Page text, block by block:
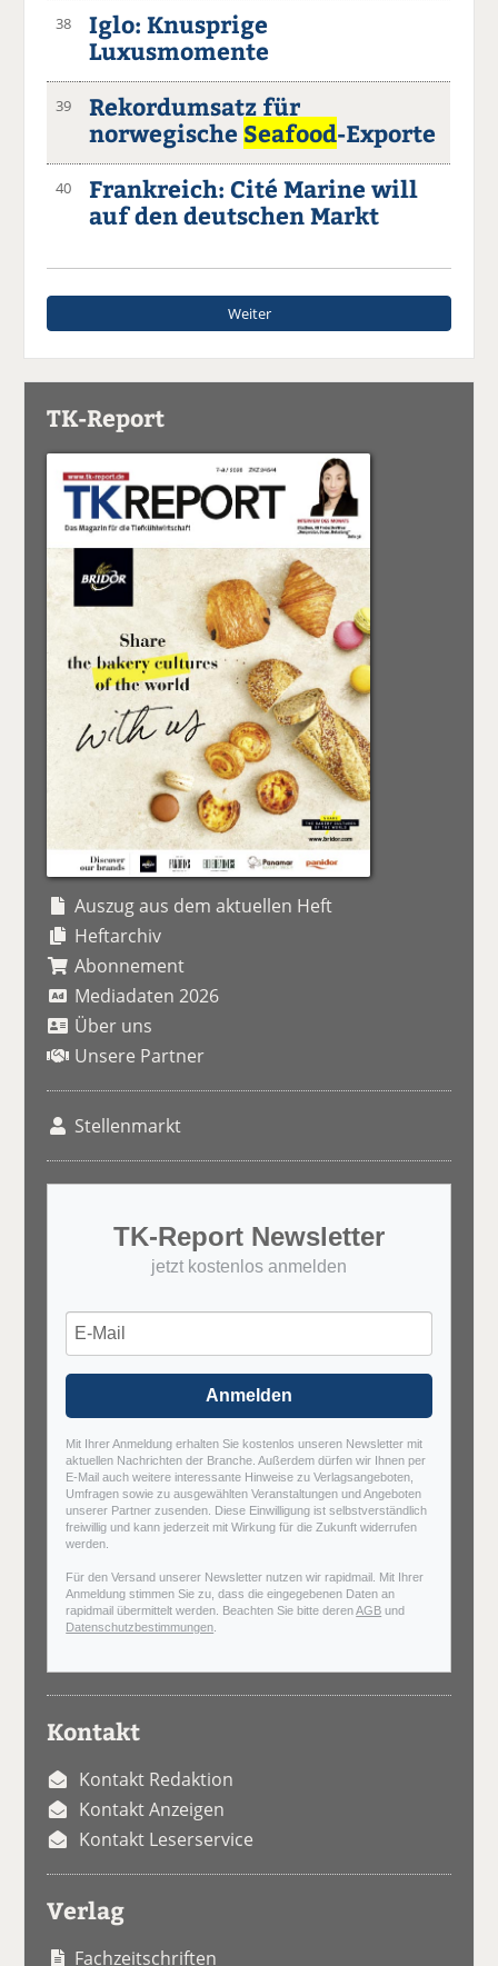
38
Iglo: Knusprige
Luxusmomente
39
Rekordumsatz für
norwegische Seafood-Exporte
40
Frankreich: Cité Marine will
auf den deutschen Markt
Weiter
TK-Report
Auszug aus dem aktuellen Heft
Heftarchiv
Abonnement
Mediadaten 2026
Über uns
Unsere Partner
Stellenmarkt
TK-Report Newsletter
jetzt kostenlos anmelden
Anmelden
Mit Ihrer Anmeldung erhalten Sie kostenlos unseren Newsletter mit
aktuellen Nachrichten der Branche. Außerdem dürfen wir Ihnen per
E-Mail auch weitere interessante Hinweise zu Verlagsangeboten,
Umfragen sowie zu ausgewählten Veranstaltungen und Angeboten
unserer Partner zusenden. Diese Einwilligung ist selbstverständlich
freiwillig und kann jederzeit mit Wirkung für die Zukunft widerrufen
werden.
Für den Versand unserer Newsletter nutzen wir rapidmail. Mit Ihrer
Anmeldung stimmen Sie zu, dass die eingegebenen Daten an
rapidmail übermittelt werden. Beachten Sie bitte derenAGB und
Datenschutzbestimmungen
Kontakt
Kontakt Redaktion
Kontakt Anzeigen
Kontakt Leserservice
Verlag
Fachzeitschriften